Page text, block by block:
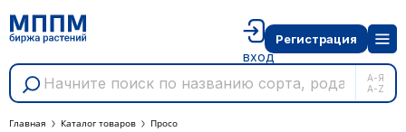
А-Я
A-Z
вход
Регистрация
Главная Каталог товаров Просо